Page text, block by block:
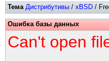
Тема Дистрибутивы / xBSD /
Ошибка базы данных
Can't open